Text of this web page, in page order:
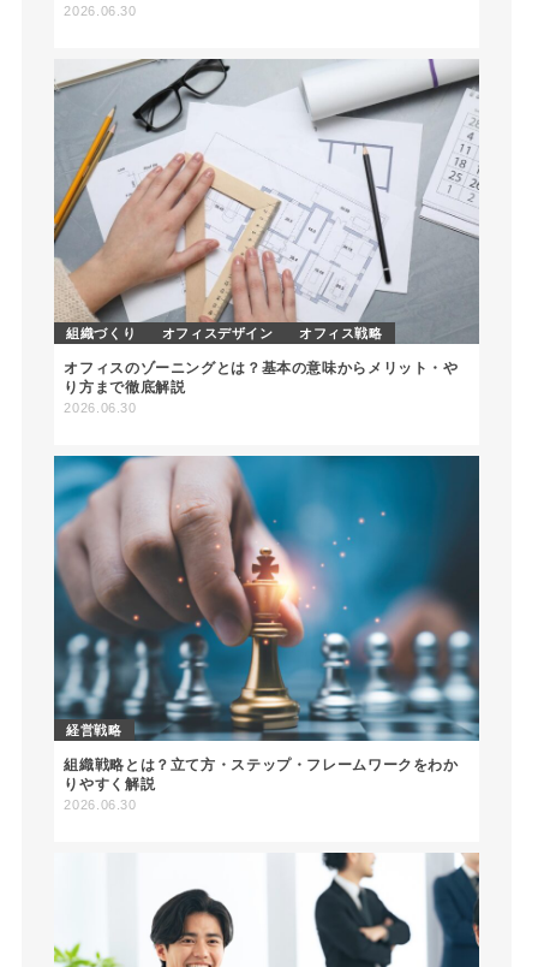
2026.06.30
組織づくり オフィスデザイン オフィス戦略
オフィスのゾーニングとは？基本の意味からメリット・や
り方まで徹底解説
2026.06.30
経営戦略
組織戦略とは？立て方・ステップ・フレームワークをわか
りやすく解説
2026.06.30